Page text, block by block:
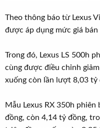
Theo thông báo từ Lexus
được áp dụng mức giá bán
Trong đó, Lexus LS 500h
cùng được điều chỉnh
xuống còn lần lượt 8,03 tỷ
Mẫu Lexus RX 350h
đồng, còn 4,14 tỷ đồng,